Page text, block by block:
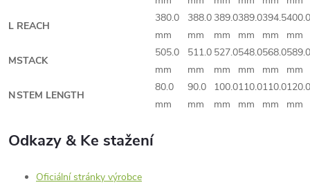
L REACH
380.0
mm
388.0
mm
389.0
mm
389.0
mm
394.5
mm
400.0
mm
MSTACK
505.0
mm
511.0
mm
527.0
mm
548.0
mm
568.0
mm
589.0
mm
NSTEM LENGTH
80.0
mm
90.0
mm
100.0
mm
110.0
mm
110.0
mm
120.0
mm
Odkazy & Ke stažení
Oficiální stránky výrobce